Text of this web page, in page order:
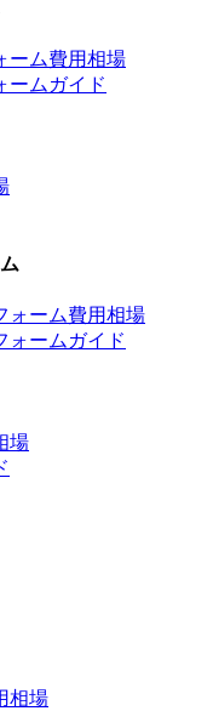
ーム費用相場
ームガイド
ォーム費用相場
ォームガイド
場
相場